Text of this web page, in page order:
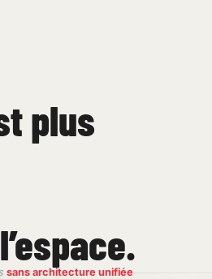
plus
sans architecture unifiée